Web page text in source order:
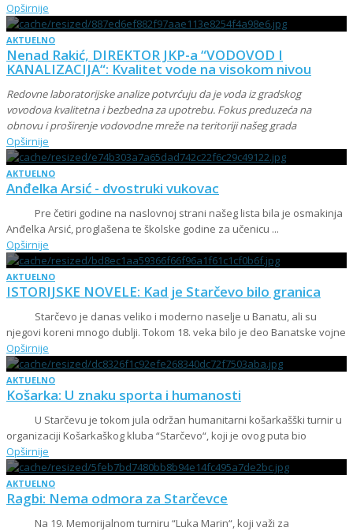
Opširnije
AKTUELNO
Nenad Rakić, DIREKTOR JKP-a “VODOVOD I
KANALIZACIJA“: Kvalitet vode na visokom nivou
Redovne laboratorijske analize potvrćuju da je voda iz gradskog
vovodova kvalitetna i bezbedna za upotrebu. Fokus preduzeća na
obnovu i proširenje vodovodne mreže na teritoriji našeg grada
Opširnije
AKTUELNO
Anđelka Arsić - dvostruki vukovac
Pre četiri godine na naslovnoj strani našeg lista bila je osmakinja
Anđelka Arsić, proglašena te školske godine za učenicu ...
Opširnije
AKTUELNO
ISTORIJSKE NOVELE: Kad je Starčevo bilo granica
Starčevo je danas veliko i moderno naselje u Banatu, ali su
njegovi koreni mnogo dublji. Tokom 18. veka bilo je deo Banatske vojne
Opširnije
AKTUELNO
Košarka: U znaku sporta i humanosti
U Starčevu je tokom jula održan humanitarni košarkašški turnir u
organizaciji Košarkaškog kluba “Starčevo“, koji je ovog puta bio
Opširnije
AKTUELNO
Ragbi: Nema odmora za Starčevce
Na 19. Memorijalnom turniru “Luka Marin“, koji važi za